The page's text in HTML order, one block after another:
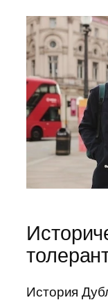
История